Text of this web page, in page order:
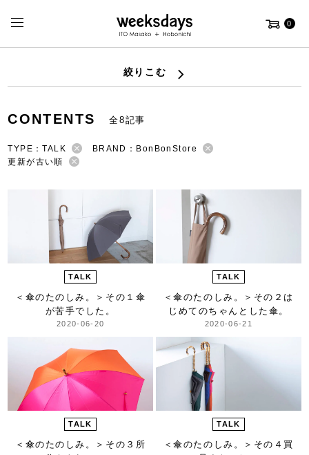
0
絞りこむ
CONTENTS 全8記事
TYPE：TALK
BRAND：BonBonStore
更新が古い順
TALK
＜傘のたのしみ。＞ その１傘
が苦手でした。
2020-06-20
TALK
＜傘のたのしみ。＞ その２は
じめてのちゃんとした傘。
2020-06-21
TALK
＜傘のたのしみ。＞ その３所
TALK
＜傘のたのしみ。＞ その４買